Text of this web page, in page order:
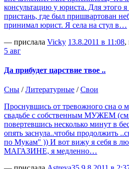
консультацию у юриста. Для этого
пристань, где был пришвартован
принимал юрист. Я села на стул в…
— прислала Vicky 13.8.2011 в 11:08,
5 авг
Да прибудет царствие твое ..
Сны /Литературные /Свои
Проснувшись от тревожного сна о
свадьбе с собственным МУЖЕМ
повертевшись несколько минут в
опять заснула..чтобы продолжить
по Мукам" )) И вот вижу я себя
МАГАЗИНЕ, я медленно…